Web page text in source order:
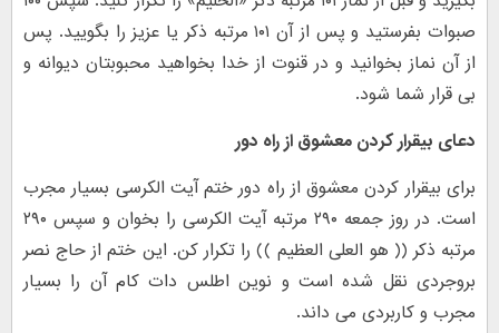
صبوات بفرستید و پس از آن ۱۰۱ مرتبه ذکر یا عزیز را بگویید. پس
از آن نماز بخوانید و در قنوت از خدا بخواهید محبوبتان دیوانه و
بی قرار شما شود.
دعای بیقرار کردن معشوق از راه دور
برای بیقرار کردن معشوق از راه دور ختم آیت الکرسی بسیار مجرب
است. در روز جمعه ۲۹۰ مرتبه آیت الکرسی را بخوان و سپس ۲۹۰
مرتبه ذکر (( هو العلی العظیم )) را تکرار کن. این ختم از حاج نصر
بروجردی نقل شده است و نوین اطلس دات کام آن را بسیار
مجرب و کاربردی می داند.